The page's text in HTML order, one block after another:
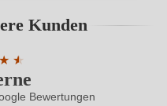
3, 36053 Gambellara, Italien
Bitte loggen Sie sich
Kunde?
Kunden
★ ★
★
Bewertung von 4.7
Bewertungen